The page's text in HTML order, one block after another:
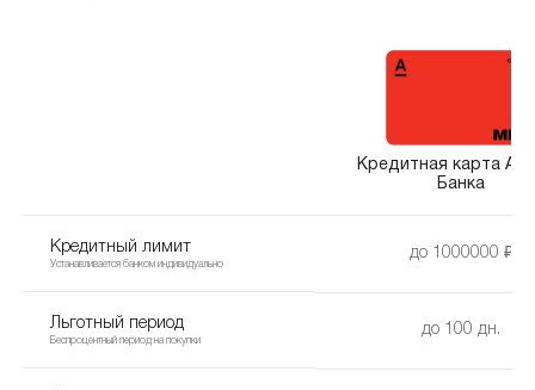
Кредитная карта
Банка
Кредитный лимит
Устанавливается банком индивидуально
до 1000000 ₽
Льготный период
Беспроцентный период на покупки
до 100 дн.